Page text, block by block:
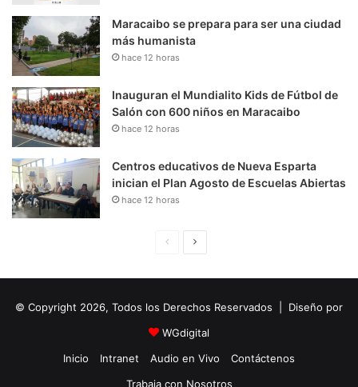
Maracaibo se prepara para ser una ciudad
más humanista
hace 12 horas
Inauguran el Mundialito Kids de Fútbol de
Salón con 600 niños en Maracaibo
hace 12 horas
Centros educativos de Nueva Esparta
inician el Plan Agosto de Escuelas Abiertas
hace 12 horas
i
n
a
u
i
e
© Copyright 2026, Todos los Derechos Reservados | Diseño por
WGdigital
Inicio
Intranet Audio en Vivo
Contáctenos
Trabaja con Nosotros